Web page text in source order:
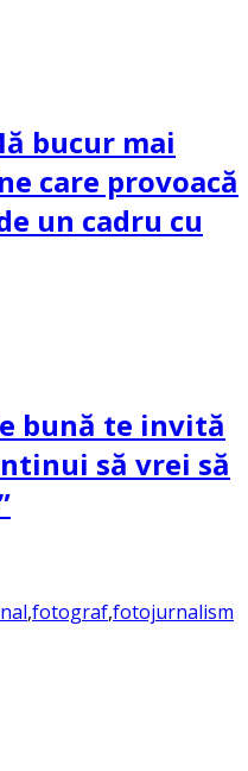
bucur mai
care provoacă
un cadru cu
bună te invită
să vrei să
,fotograf,fotojurnalism